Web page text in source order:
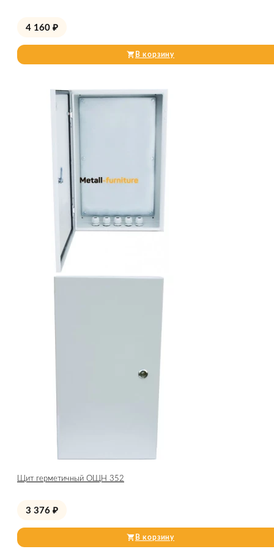
4 160 ₽
В корзину
Щит герметичный ОЩН 352
3 376 ₽
В корзину